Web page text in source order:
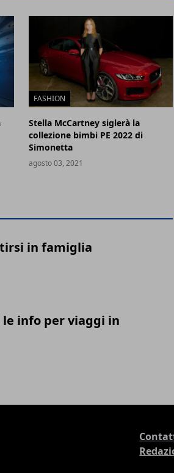
FASHION
Stella McCartney siglerà la
collezione bimbi PE 2022 di
Simonetta
agosto 03, 2021
in famiglia
info per viaggi in